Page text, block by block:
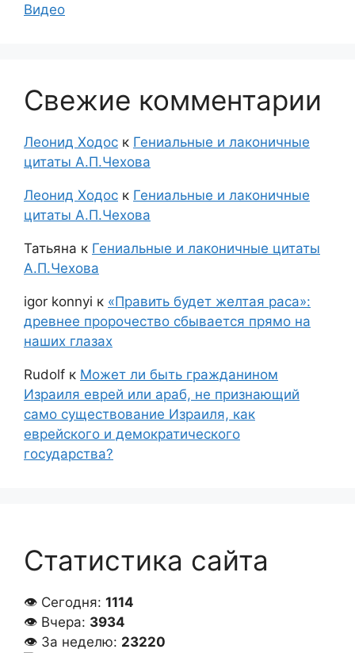
Видео
Свежие комментарии
Леонид Ходос к Гениальные и лаконичные
цитаты А.П.Чехова
Леонид Ходос к Гениальные и лаконичные
цитаты А.П.Чехова
Татьяна к Гениальные и лаконичные цитаты
А.П.Чехова
igor konnyi к «Править будет желтая раса»:
древнее пророчество сбывается прямо на
наших глазах
Rudolf к Может ли быть гражданином
Израиля еврей или араб, не признающий
само существование Израиля, как
еврейского и демократического
государства?
Статистика сайта
👁 Сегодня: 1114
👁 Вчера: 3934
👁 За неделю: 23220